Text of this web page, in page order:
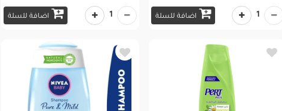
اضافة للسلة 1 اضافة للسلة 1